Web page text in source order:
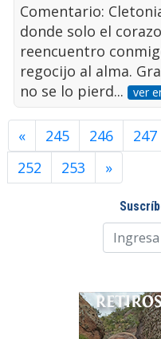
Comentario:
donde solo el
reencuentro
regocijo al alma.
no se lo pierd...
ver
« 245 246 247
252
253 »